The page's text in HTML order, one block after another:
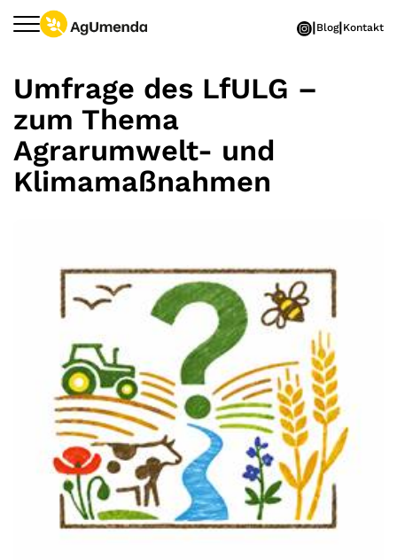
Zum Hauptinhalt springen
Blog Kontakt
Umfrage des LfULG –
zum Thema
Agrarumwelt- und
Klimamaßnahmen